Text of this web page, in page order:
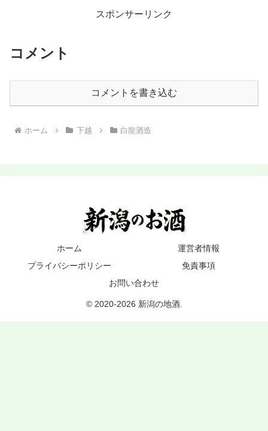
スポンサーリンク
コメント
コメントを書き込む
ホーム 下越 白龍酒造
ホーム
運営者情報
プライバシーポリシー
免責事項
お問い合わせ
© 2020-2026 新潟の地酒.